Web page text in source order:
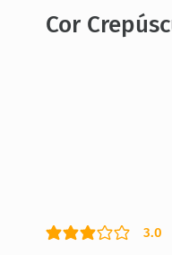
Cor
3.0
classificação média é